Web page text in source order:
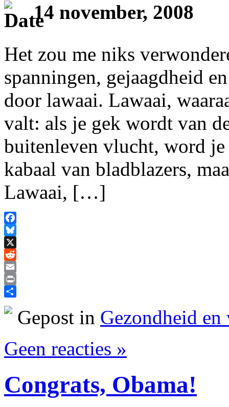
14 november, 2008
Het zou me niks
spanningen, gejaagdheid
door lawaai. Lawaai,
valt: als je gek wordt van
buitenleven vlucht, word
kabaal van bladblazers,
Lawaai, […]
Facebook
Bluesky
X
Reddit
Email
Print
Gepost in Gezondheid
Geen reacties »
Congrats, Obama!